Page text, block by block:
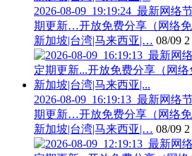
2026-08-09_19:19:24_最新网
期更新…开放免费分享（网络
新加坡|台湾|马来西亚|… 08/09 2
2026-08-09_16:19:13_最新网
期更新…开放免费分享（网络
新加坡|台湾|马来西亚|… 08/09 2